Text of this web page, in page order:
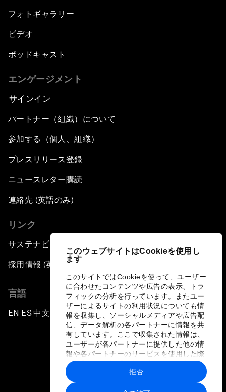
このウェブサイトはCookieを使用し
ます
このサイトではCookieを使って、ユーザー
に合わせたコンテンツや広告の表示、トラ
フィックの分析を行っています。またユー
ザーによるサイトの利用状況についても情
報を収集し、ソーシャルメディアや広告配
信、データ解析の各パートナーに情報を共
有しています。ここで収集された情報は、
ユーザーが各パートナーに提供した他の情
報や各パートナーのサービスを使用した際
に収集された情報と組み合わされ、各パー
トナーによって使用されることがありま
す。
拒否
フォトギャラリー
ビデオ
ポッドキャスト
エンゲージメント
サインイン
パートナー（組織）について
参加する（個人、組織）
プレスリリース登録
ニュースレター購読
連絡先 (英語のみ)
リンク
サステナビリティへの取り組み
採用情報 (英語のみ)
言語
EN ▪ES▪中文▪ 日本語
プライバシーポリシーと利用規約